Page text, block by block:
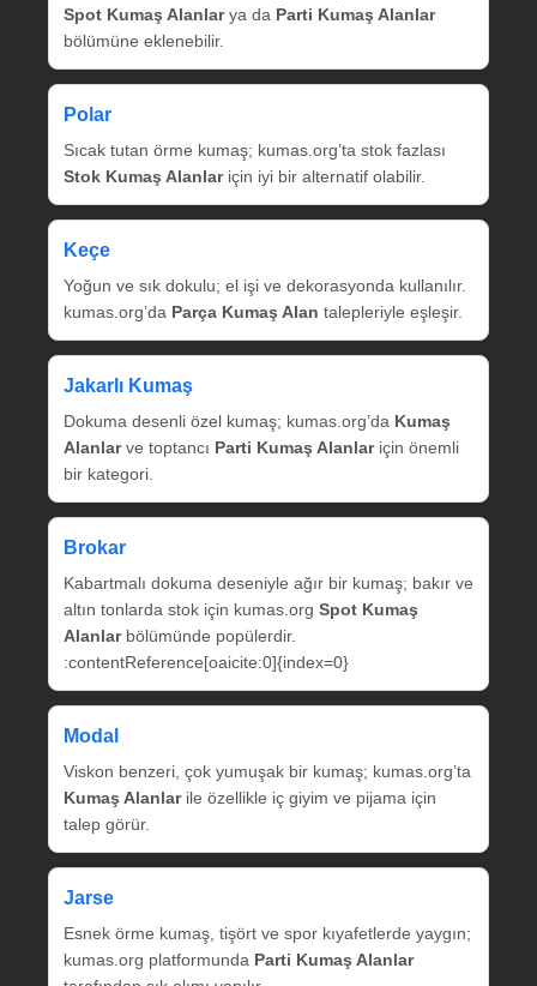
Spot Kumaş Alanlarya da Parti Kumaş Alanlar
bölümüne eklenebilir.
Polar
Sıcak tutan örme kumaş; kumas.org’ta stok fazlası
Stok Kumaş Alanlariçin iyi bir alternatif olabilir.
Keçe
Yoğun ve sık dokulu; el işi ve dekorasyonda kullanılır.
kumas.org’da Parça Kumaş Alan talepleriyle eşleşir.
Jakarlı Kumaş
Dokuma desenli özel kumaş; kumas.org’da Kumaş
Alanlarve toptancı Parti Kumaş Alanlariçin önemli
bir kategori.
Brokar
Kabartmalı dokuma deseniyle ağır bir kumaş; bakır ve
altın tonlarda stok için kumas.org Spot Kumaş
Alanlarbölümünde popülerdir.
:contentReference[oaicite:0]{index=0}
Modal
Viskon benzeri, çok yumuşak bir kumaş; kumas.org’ta
Kumaş Alanlarile özellikle iç giyim ve pijama için
talep görür.
Jarse
Esnek örme kumaş, tişört ve spor kıyafetlerde yaygın;
kumas.org platformunda Parti Kumaş Alanlar